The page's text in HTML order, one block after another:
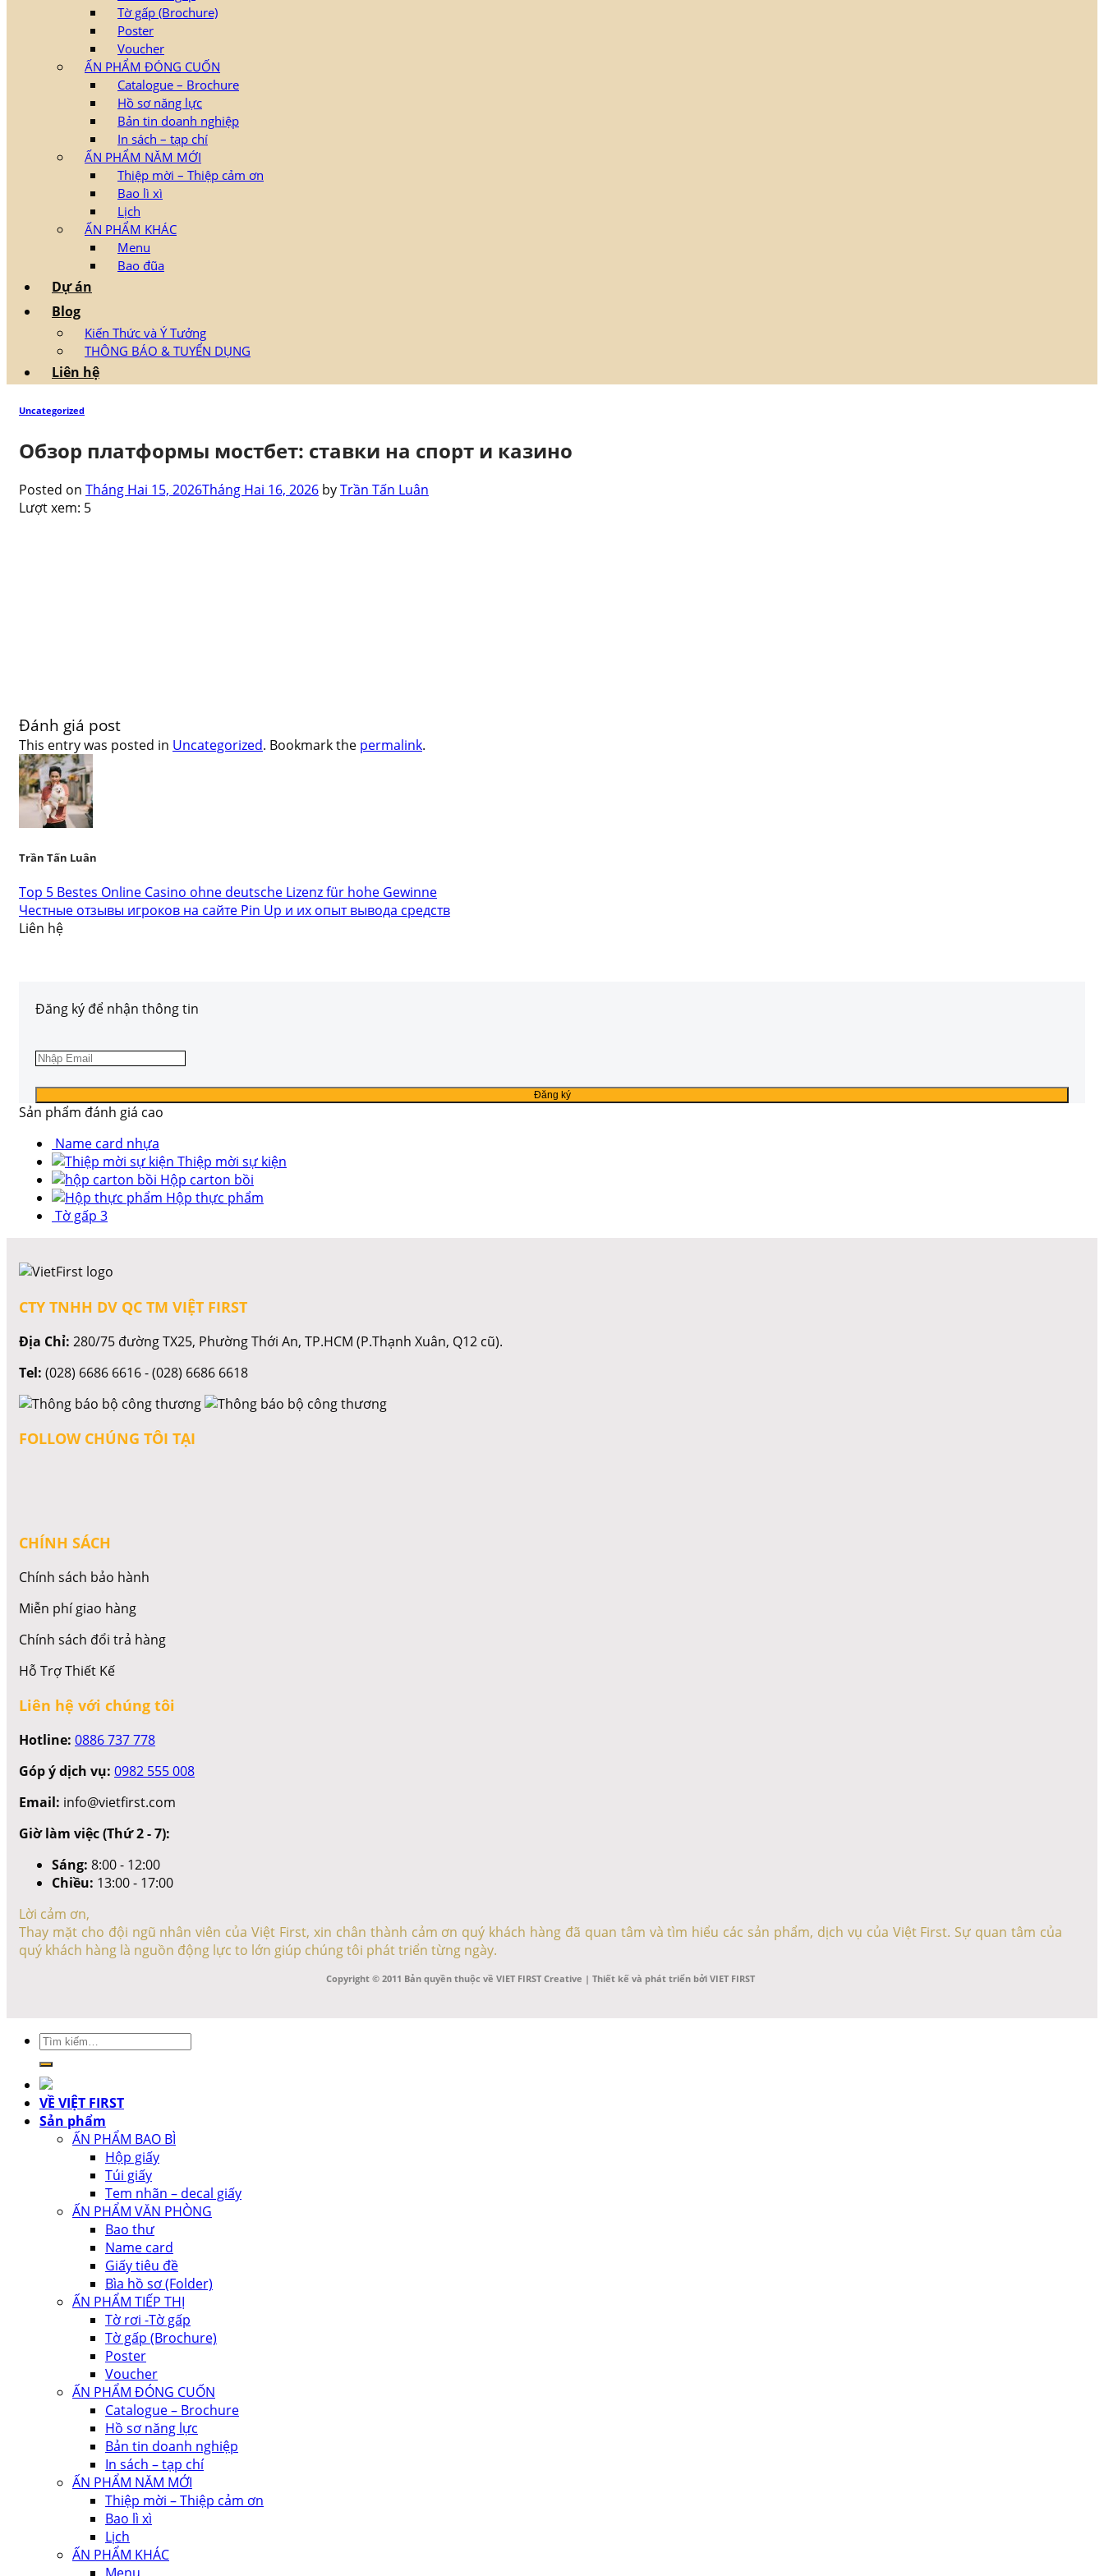
Tờ gấp (Brochure)
Poster
Voucher
ẤN PHẨM ĐÓNG CUỐN
Catalogue – Brochure
Hồ sơ năng lực
Bản tin doanh nghiệp
In sách – tạp chí
ẤN PHẨM NĂM MỚI
Thiệp mời – Thiệp cảm ơn
Bao lì xì
Lịch
ẤN PHẨM KHÁC
Menu
Bao đũa
Dự án
Blog
Kiến Thức và Ý Tưởng
THÔNG BÁO & TUYỂN DỤNG
Liên hệ
Uncategorized
Обзор платформы мостбет: ставки на спорт и казино
Posted on Tháng Hai 15, 2026Tháng Hai 16, 2026 byTrần Tấn Luân
Lượt xem: 5
Đánh giá post
This entry was posted in Uncategorized. Bookmark the permalink.
Trần Tấn Luân
Top 5 Bestes Online Casino ohne deutsche Lizenz für hohe Gewinne
Честные отзывы игроков на сайте Pin Up и их опыт вывода средств
Liên hệ
Đăng ký để nhận thông tin
Sản phẩm đánh giá cao
Name card nhựa
Thiệp mời sự kiện
Hộp carton bồi
Hộp thực phẩm
Tờ gấp 3
CTY TNHH DV QC TM VIỆT FIRST
Địa Chỉ: 280/75 đường TX25, Phường Thới An, TP.HCM (P.Thạnh Xuân, Q12 cũ).
Tel: (028) 6686 6616 - (028) 6686 6618
FOLLOW CHÚNG TÔI TẠI
CHÍNH SÁCH
Chính sách bảo hành
Miễn phí giao hàng
Chính sách đổi trả hàng
Hỗ Trợ Thiết Kế
Liên hệ với chúng tôi
Hotline: 0886 737 778
Góp ý dịch vụ: 0982 555 008
Email: info@vietfirst.com
Giờ làm việc (Thứ 2 - 7):
Sáng: 8:00 - 12:00
Chiều: 13:00 - 17:00
Lời cảm ơn,
Thay mặt cho đội ngũ nhân viên của Việt First, xin chân thành cảm ơn quý khách hàng đã quan tâm và tìm hiểu các sản phẩm, dịch vụ của Việt First. Sự quan tâm của
quý khách hàng là nguồn động lực to lớn giúp chúng tôi phát triển từng ngày.
Copyright © 2011 Bản quyền thuộc về VIET FIRST Creative | Thiết kế và phát triển bởi VIET FIRST
Tìm
kiếm:
VỀ VIỆT FIRST
Sản phẩm
ẤN PHẨM BAO BÌ
Hộp giấy
Túi giấy
Tem nhãn – decal giấy
ẤN PHẨM VĂN PHÒNG
Bao thư
Name card
Giấy tiêu đề
Bìa hồ sơ (Folder)
ẤN PHẨM TIẾP THỊ
Tờ rơi -Tờ gấp
Tờ gấp (Brochure)
Poster
Voucher
ẤN PHẨM ĐÓNG CUỐN
Catalogue – Brochure
Hồ sơ năng lực
Bản tin doanh nghiệp
In sách – tạp chí
ẤN PHẨM NĂM MỚI
Thiệp mời – Thiệp cảm ơn
Bao lì xì
Lịch
ẤN PHẨM KHÁC